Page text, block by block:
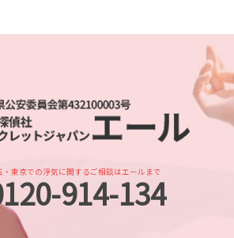
料 請求
ホ 位置情報
害 対策
犯罪歴
ーカー
りなし
し
し
査
調査
心 浮気不倫調査
不倫調査
し
・東京での浮気に関するご相談はエールまで
914-134